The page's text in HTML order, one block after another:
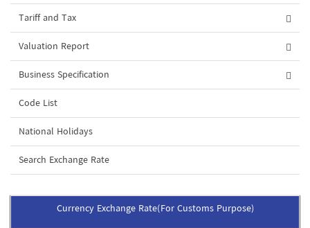
Tariff and Tax
Valuation Report
Business Specification
Code List
National Holidays
Search Exchange Rate
Currency Exchange Rate(For Customs Purpose)